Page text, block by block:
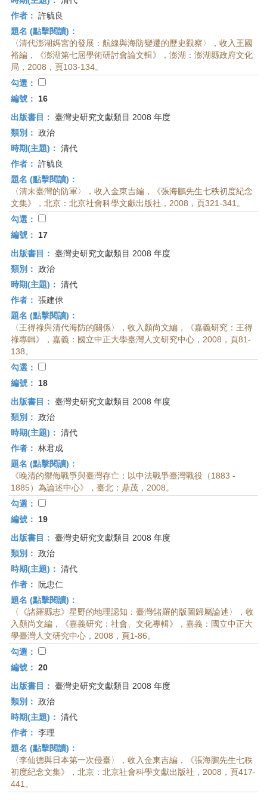
作者： 許毓良
題名 (點擊閱讀)：
〈清代澎湖媽宮的發展：航線與海防變遷的歷史觀察〉，收入王國
裕編，《澎湖第七屆學術研討會論文輯》，澎湖：澎湖縣政府文化
局，2008，頁103-134。
勾選：
編號：
16
出版書目： 臺灣史研究文獻類目 2008 年度
類別： 政治
時期(主題)： 清代
作者： 許毓良
題名 (點擊閱讀)：
〈清末臺灣的防軍〉，收入金東吉編，《張海鵬先生七秩初度紀念
文集》，北京：北京社會科學文獻出版社，2008，頁321-341。
勾選：
編號：
17
出版書目： 臺灣史研究文獻類目 2008 年度
類別： 政治
時期(主題)： 清代
作者： 張建俅
題名 (點擊閱讀)：
〈王得祿與清代海防的關係〉，收入顏尚文編，《嘉義研究：王得
祿專輯》，嘉義：國立中正大學臺灣人文研究中心，2008，頁81-
138。
勾選：
編號：
18
出版書目： 臺灣史研究文獻類目 2008 年度
類別： 政治
時期(主題)： 清代
作者： 林君成
題名 (點擊閱讀)：
《晚清的禦侮戰爭與臺灣存亡：以中法戰爭臺灣戰役（1883 -
1885）為論述中心》，臺北：鼎茂，2008。
勾選：
編號：
19
出版書目： 臺灣史研究文獻類目 2008 年度
類別： 政治
時期(主題)： 清代
作者：
阮忠仁
題名 (點擊閱讀)：
〈《諸羅縣志》星野的地理認知：臺灣∕諸羅的版圖歸屬論述〉，收
入顏尚文編，《嘉義研究：社會、文化專輯》，嘉義：國立中正大
學臺灣人文研究中心，2008，頁1-86。
勾選：
編號： 20
出版書目： 臺灣史研究文獻類目 2008 年度
類別： 政治
時期(主題)： 清代
作者： 李理
題名 (點擊閱讀)：
〈李仙德與日本第一次侵臺〉，收入金東吉編，《張海鵬先生七秩
初度紀念文集》，北京：北京社會科學文獻出版社，2008，頁417-
441。